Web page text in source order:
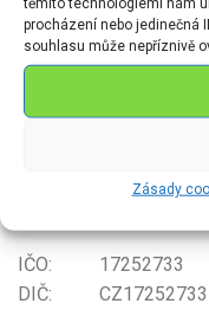
procházení nebo jedinečná
souhlasu může nepříznivě
Zásady
Vánoční ozdoby a
Právnická osoba:
Prostřední Lánov 353
IČO: 17252733
DIČ: CZ17252733